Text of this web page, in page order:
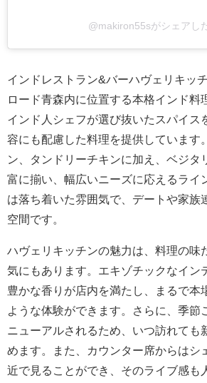
@makiron55sがシェアし
インドレストラン&バーハヴェリキッ
ロード青森内に位置する本格インド料
インド人シェフが選び抜いたスパイス
容にも配慮した料理を提供しています
ン、タンドリーチキンに加え、ベジタ
富に揃い、幅広いニーズに応えるライ
は落ち着いた雰囲気で、デートや家族
空間です。
ハヴェリキッチンの魅力は、料理の味
気にもあります。エキゾチックなイン
豊かな香りが店内を満たし、まるで本
ような体験ができます。さらに、季節
ニューアルされるため、いつ訪れても
めます。また、カウンター席からはシ
近で見ることができ、そのライブ感も